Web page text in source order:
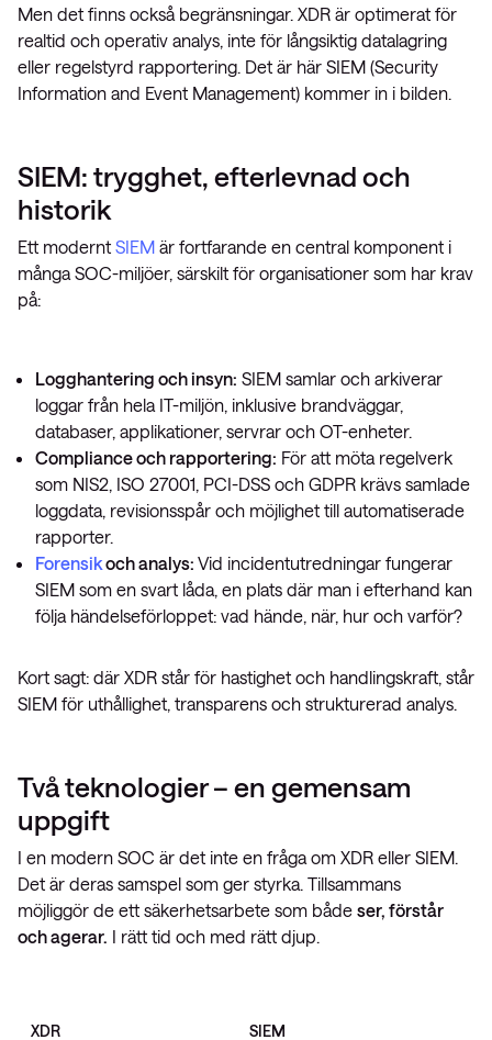
Men det finns också begränsningar. XDR är optimerat för
realtid och operativ analys, inte för långsiktig datalagring
eller regelstyrd rapportering. Det är här SIEM (Security
Information and Event Management) kommer in i bilden.
SIEM: trygghet, efterlevnad och
historik
Ett modernt SIEM är fortfarande en central komponent i
många SOC-miljöer, särskilt för organisationer som har krav
på:
Logghantering och insyn: SIEM samlar och arkiverar
loggar från hela IT-miljön, inklusive brandväggar,
databaser, applikationer, servrar och OT-enheter.
Compliance och rapportering: För att möta regelverk
som NIS2, ISO 27001, PCI-DSS och GDPR krävs samlade
loggdata, revisionsspår och möjlighet till automatiserade
rapporter.
Forensikoch analys: Vid incidentutredningar fungerar
SIEM som en svart låda, en plats där man i efterhand kan
följa händelseförloppet: vad hände, när, hur och varför?
Kort sagt: där XDR står för hastighet och handlingskraft, står
SIEM för uthållighet, transparens och strukturerad analys.
Två teknologier – en gemensam
uppgift
I en modern SOC är det inte en fråga om XDR eller SIEM.
Det är deras samspel som ger styrka. Tillsammans
möjliggör de ett säkerhetsarbete som både ser, förstår
och agerar. I rätt tid och med rätt djup.
XDR SIEM